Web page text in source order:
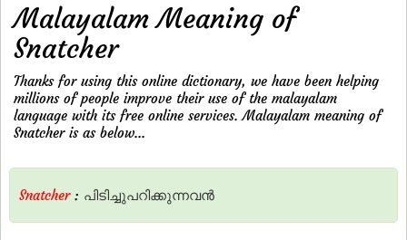
Malayalam Meaning of
Snatcher
Thanks for using this online dictionary, we have been helping
millions of people improve their use of the malayalam
language with its free online services. Malayalam meaning of
Snatcher is as below...
Snatcher: പിടിച്ചുപറിക്കുന്നവന്‍